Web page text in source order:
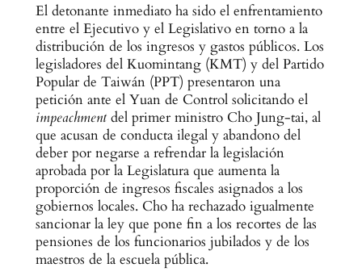
El detonante inmediato ha sido el enfrentamiento
entre el Ejecutivo y el Legislativo en torno a la
distribución de los ingresos y gastos públicos. Los
legisladores del Kuomintang (KMT) y del Partido
Popular de Taiwán (PPT) presentaron una
petición ante el Yuan de Control solicitando el
impeachmentdel primer ministro Cho Jung-tai, al
que acusan de conducta ilegal y abandono del
deber por negarse a refrendar la legislación
aprobada por la Legislatura que aumenta la
proporción de ingresos fiscales asignados a los
gobiernos locales. Cho ha rechazado igualmente
sancionar la ley que pone fin a los recortes de las
pensiones de los funcionarios jubilados y de los
maestros de la escuela pública.